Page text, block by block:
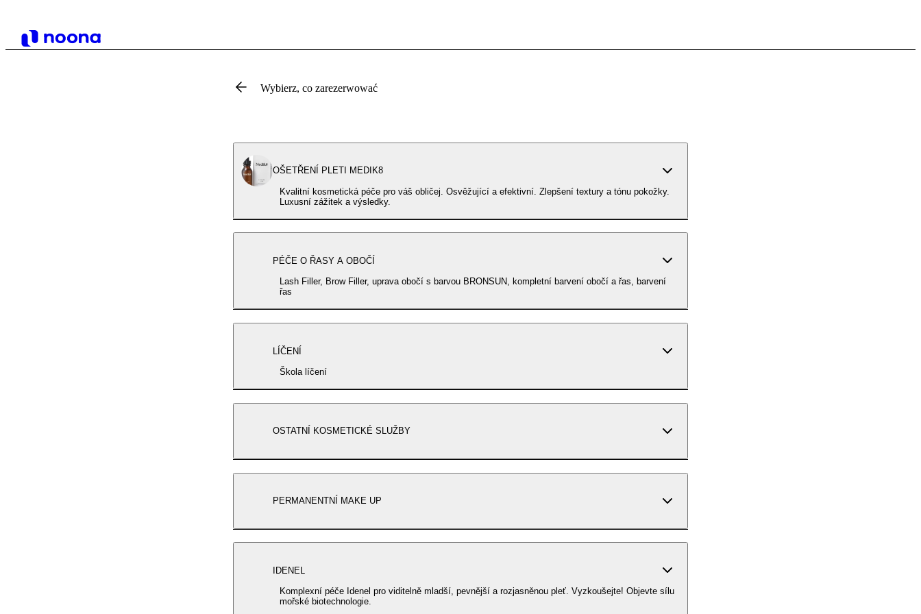
Wybierz, co zarezerwować
OŠETŘENÍ PLETI MEDIK8
Kvalitní kosmetická péče pro váš obličej. Osvěžující a efektivní. Zlepšení textury a tónu pokožky.
Luxusní zážitek a výsledky.
PÉČE O ŘASY A OBOČÍ
Lash Filler, Brow Filler, uprava obočí s barvou BRONSUN, kompletní barvení obočí a řas, barvení
řas
LÍČENÍ
Škola líčení
OSTATNÍ KOSMETICKÉ SLUŽBY
PERMANENTNÍ MAKE UP
IDENEL
Komplexní péče Idenel pro viditelně mladší, pevnější a rozjasněnou pleť. Vyzkoušejte! Objevte sílu
mořské biotechnologie.